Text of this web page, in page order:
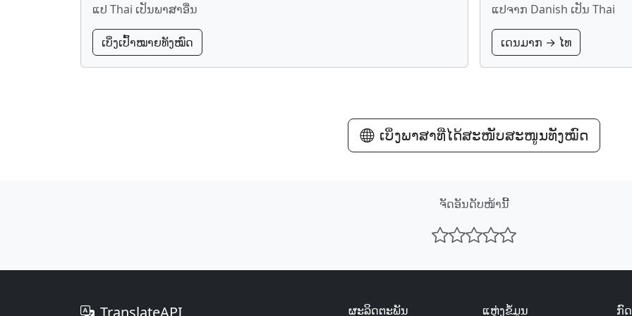
ແປ Thai ເປັນພາສາອື່ນ
ເບິ່ງ​ເປົ້າ​ໝາຍ​ທັງ​ໝົດ
ແປ​ຈາກ Danish ເປັນ Thai
ເດນມາກ → ໄທ
ເບິ່ງ​ພາສາ​ທີ່​ໄດ້​ສະໜັບສະໜູນ​ທັງ​ໝົດ
ຈັດອັນດັບ​ໜ້ານີ້
TranslateAPI ຜະລິດຕະພັນ ແຫຼ່ງ​ຂໍ້ມູນ ກົ